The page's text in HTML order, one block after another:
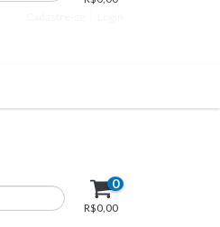
0
R$0,00